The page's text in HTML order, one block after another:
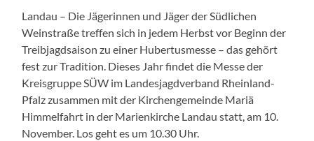
Landau – Die Jägerinnen und Jäger der Südlichen
Weinstraße treffen sich in jedem Herbst vor Beginn der
Treibjagdsaison zu einer Hubertusmesse – das gehört
fest zur Tradition. Dieses Jahr findet die Messe der
Kreisgruppe SÜW im Landesjagdverband Rheinland-
Pfalz zusammen mit der Kirchengemeinde Mariä
Himmelfahrt in der Marienkirche Landau statt, am 10.
November. Los geht es um 10.30 Uhr.